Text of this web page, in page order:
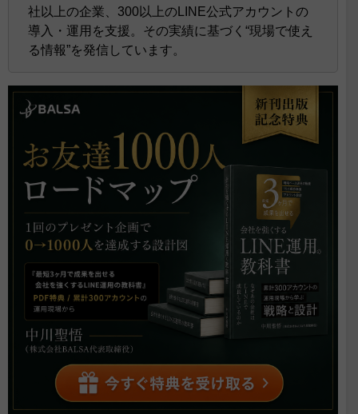
社以上の企業、300以上のLINE公式アカウントの
導入・運用を支援。 その実績に基づく“現場で使え
る情報”を発信しています。